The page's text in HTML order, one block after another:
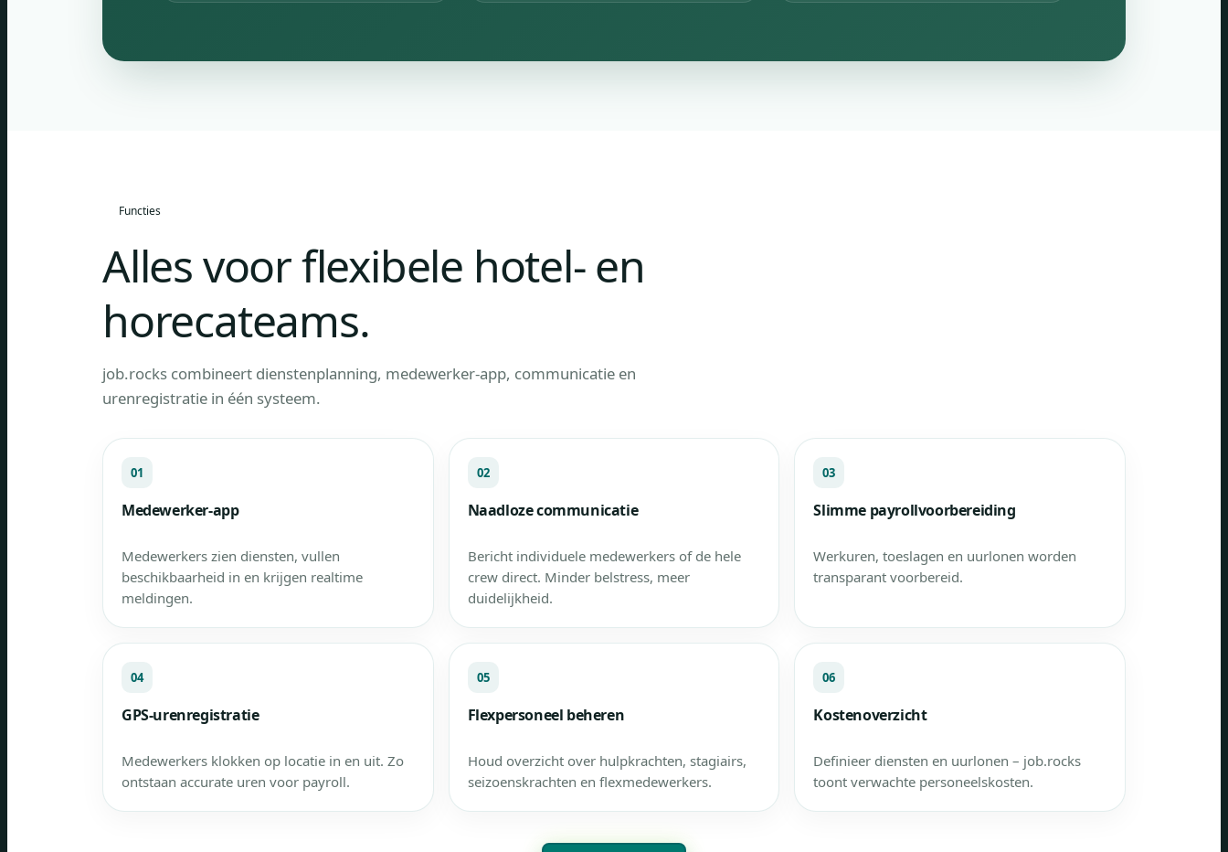
Functies
Alles voor flexibele hotel- en
horecateams.
job.rocks combineert dienstenplanning, medewerker-app, communicatie en
urenregistratie in één systeem.
01
Medewerker-app
Medewerkers zien diensten, vullen
beschikbaarheid in en krijgen realtime
meldingen.
02
Naadloze communicatie
Bericht individuele medewerkers of de hele
crew direct. Minder belstress, meer
duidelijkheid.
03
Slimme payrollvoorbereiding
Werkuren, toeslagen en uurlonen worden
transparant voorbereid.
04
GPS-urenregistratie
Medewerkers klokken op locatie in en uit. Zo
ontstaan accurate uren voor payroll.
05
Flexpersoneel beheren
Houd overzicht over hulpkrachten, stagiairs,
seizoenskrachten en flexmedewerkers.
06
Kostenoverzicht
Definieer diensten en uurlonen – job.rocks
toont verwachte personeelskosten.